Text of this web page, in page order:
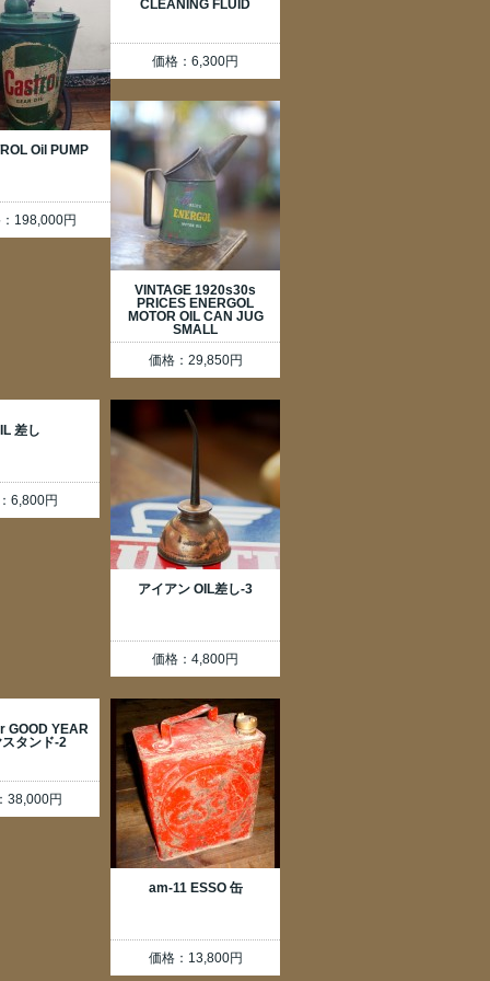
Oil PUMP
198,000円
CLEANING FLUID
価格：6,300円
VINTAGE 1920s30s
PRICES ENERGOL
MOTOR OIL CAN JUG
SMALL
価格：29,850円
差し
6,800円
アイアン OIL差し-3
価格：4,800円
GOOD YEAR
タンド-2
38,000円
am-11 ESSO 缶
価格：13,800円